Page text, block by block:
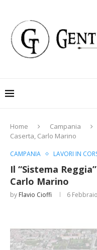
Home Campania
Caserta, Carlo Marino
CAMPANIA LAVORI IN
Il “Sistema
Carlo Marino
by Flavio Cioffi 6